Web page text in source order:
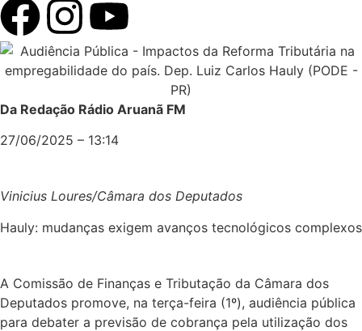
Da Redação Rádio Aruanã FM
27/06/2025 – 13:14
Vinicius Loures/Câmara dos Deputados
Hauly: mudanças exigem avanços tecnológicos complexos
A Comissão de Finanças e Tributação da Câmara dos
Deputados promove, na terça-feira (1º), audiência pública
para debater a previsão de cobrança pela utilização dos